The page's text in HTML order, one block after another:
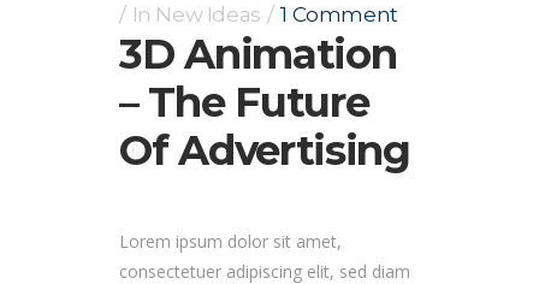
In New Ideas 1 Comment
3D Animation
– The Future
Of Advertising
Lorem ipsum dolor sit amet,
consectetuer adipiscing elit, sed diam